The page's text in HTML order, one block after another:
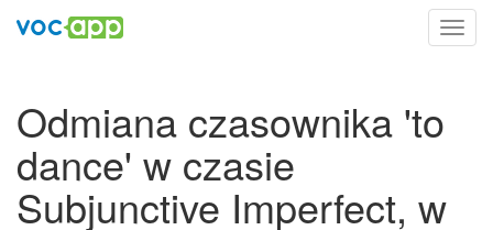
Odmiana czasownika 'to
dance' w czasie
Subjunctive Imperfect, w